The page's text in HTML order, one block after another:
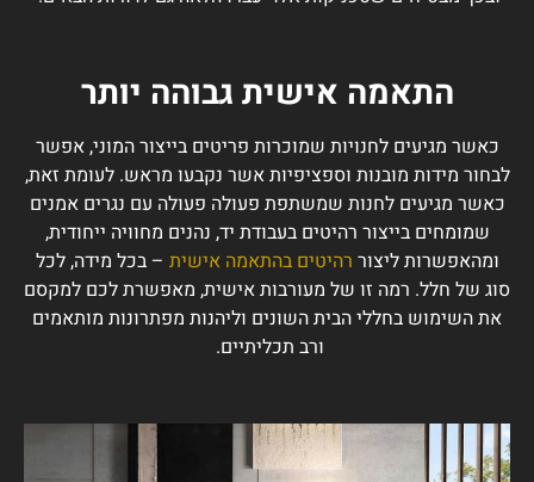
התאמה אישית גבוהה יותר
כאשר מגיעים לחנויות שמוכרות פריטים בייצור המוני, אפשר
לבחור מידות מובנות וספציפיות אשר נקבעו מראש. לעומת זאת,
כאשר מגיעים לחנות שמשתפת פעולה פעולה עם נגרים אמנים
שמומחים בייצור רהיטים בעבודת יד, נהנים מחוויה ייחודית,
ומהאפשרות ליצוררהיטים בהתאמה אישית– בכל מידה, לכל
סוג של חלל. רמה זו של מעורבות אישית, מאפשרת לכם למקסם
את השימוש בחללי הבית השונים וליהנות מפתרונות מותאמים
ורב תכליתיים.